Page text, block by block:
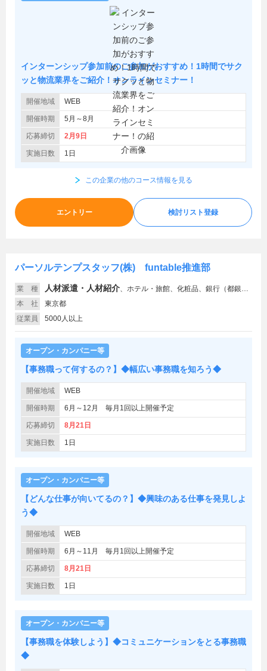
インターンシップ参加前のご参加がおすすめ！1時間でサク
ッと物流業界をご紹介！オンラインセミナー！
開催地域 WEB
開催時期 5月～8月
応募締切 2月9日
実施日数 1日
この企業の他のコース情報を見る
エントリー 検討リスト登録
パーソルテンプスタッフ(株) funtable推進部
業 種 人材派遣・人材紹介、 ホテル・旅館、化粧品、銀行（都銀）、食品
本 社
東京都
従業員
5000人以上
オープン・カンパニー等
【事務職って何するの？】◆幅広い事務職を知ろう◆
開催地域 WEB
開催時期 6月～12月 毎月1回以上開催予定
応募締切 8月21日
実施日数 1日
オープン・カンパニー等
【どんな仕事が向いてるの？】◆興味のある仕事を発見しよ
う◆
開催地域 WEB
開催時期 6月～11月 毎月1回以上開催予定
応募締切 8月21日
実施日数 1日
オープン・カンパニー等
【事務職を体験しよう】◆コミュニケーションをとる事務職
◆